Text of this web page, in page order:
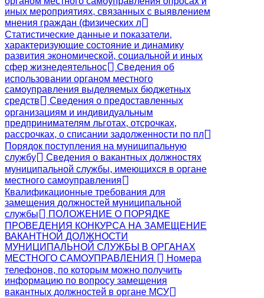
иных мероприятиях, связанных с выявлением
мнения граждан (физических л
Статистические данные и показатели,
характеризующие состояние и динамику
развития экономической, социальной и иных
сфер жизнедеятельнос
Сведения об
использовании органом местного
самоуправления выделяемых бюджетных
средств
Сведения о предоставленных
организациям и индивидуальным
предпринимателям льготах, отсрочках,
рассрочках, о списании задолженности по пл
Порядок поступления на муниципальную
службу
Сведения о вакантных должностях
муниципальной службы, имеющихся в органе
местного самоуправления
Квалификационные требования для
замещения должностей муниципальной
службы
ПОЛОЖЕНИЕ О ПОРЯДКЕ
ПРОВЕДЕНИЯ КОНКУРСА НА ЗАМЕЩЕНИЕ
ВАКАНТНОЙ ДОЛЖНОСТИ
МУНИЦИПАЛЬНОЙ СЛУЖБЫ В ОРГАНАХ
МЕСТНОГО САМОУПРАВЛЕНИЯ
Номера
телефонов, по которым можно получить
информацию по вопросу замещения
вакантных должностей в органе МСУ